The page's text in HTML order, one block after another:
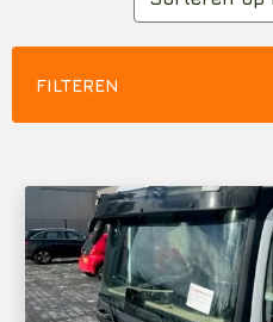
FILTEREN